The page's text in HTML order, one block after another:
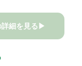
詳細を見る▶